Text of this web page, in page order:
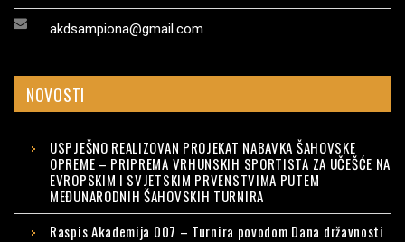
akdsampiona@gmail.com
NOVOSTI
USPJEŠNO REALIZOVAN PROJEKAT NABAVKA ŠAHOVSKE
OPREME – PRIPREMA VRHUNSKIH SPORTISTA ZA UČEŠĆE NA
EVROPSKIM I SVJETSKIM PRVENSTVIMA PUTEM
MEĐUNARODNIH ŠAHOVSKIH TURNIRA
Raspis Akademija 007 – Turnira povodom Dana državnosti